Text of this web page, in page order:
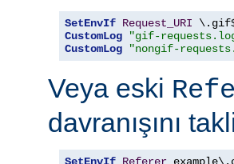
SetEnvIf Request_URI
CustomLog
"gif-
CustomLog
"nongif-
Veya eski
davranışını
SetEnvIf Referer